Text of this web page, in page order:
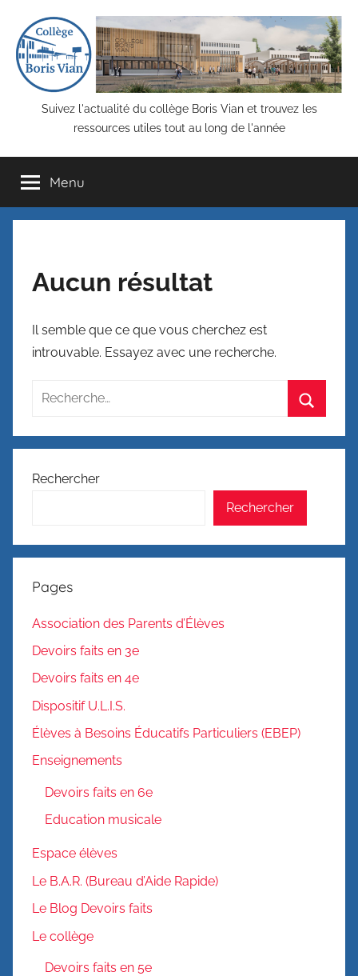
contenu
COLLEGE
BORIS
VIAN,
Priest
Site
officiel
Suivez l'actualité du collège Boris Vian et trouvez les
ressources utiles tout au long de l'année
Menu
Aucun résultat
Il semble que ce que vous cherchez est
introuvable. Essayez avec une recherche.
Recherche
:
Rechercher
Rechercher
Pages
Association des Parents d’Élèves
Devoirs faits en 3e
Devoirs faits en 4e
Dispositif U.L.I.S.
Élèves à Besoins Éducatifs Particuliers (EBEP)
Enseignements
Devoirs faits en 6e
Education musicale
Espace élèves
Le B.A.R. (Bureau d’Aide Rapide)
Le Blog Devoirs faits
Le collège
Devoirs faits en 5e